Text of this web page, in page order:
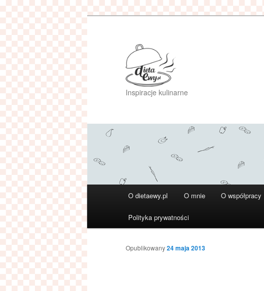
Przeskocz
do
tekstu
Inspiracje kulinarne
O dietaewy.pl O mnie O współpracy
Polityka prywatności
Opublikowany24 maja 2013